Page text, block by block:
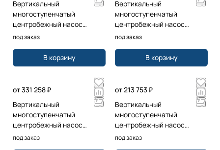
Вертикальный
многоступенчатый
центробежный насос
Grundfos CR15-02 A-F-A-E-
под заказ
В корзину
Вертикальный
многоступенчатый
центробежный насос
Grundfos CR15-17 A-F-A-E-
под заказ
В корзину
от 331 258 ₽
Вертикальный
многоступенчатый
центробежный насос
Grundfos CR15-07 A-F-A-V-
под заказ
от 213 753 ₽
Вертикальный
многоступенчатый
центробежный насос
Grundfos CR15-02 A-F-A-E-
под заказ